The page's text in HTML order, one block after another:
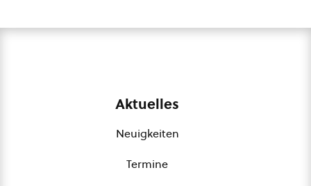
Aktuelles
Neuigkeiten
Termine